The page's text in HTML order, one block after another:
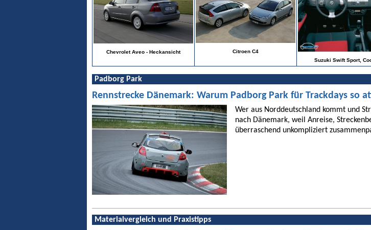
Chevrolet Aveo - Heckansicht
Citroen C4
Suzuki Swift Sport,
Padborg Park
Rennstrecke Dänemark: Warum Padborg Park für Trackdays so
Wer aus Norddeutschland kommt und
nach Dänemark, weil Anreise,
überraschend unkompliziert
Materialvergleich und Praxistipps